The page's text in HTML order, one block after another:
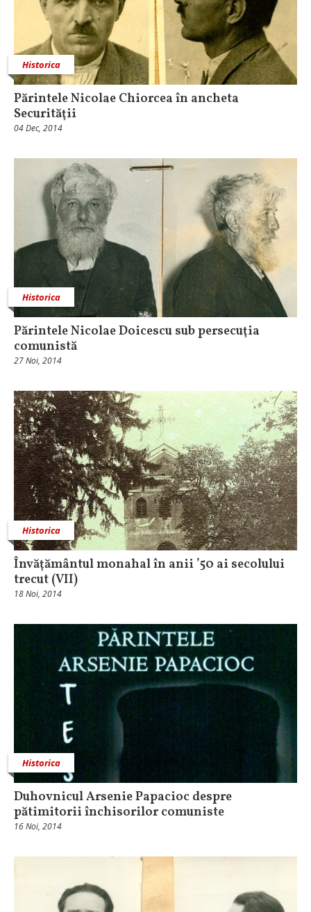
Historica
Părintele Nicolae Chiorcea în ancheta
Securităţii
04 Dec, 2014
Historica
Părintele Nicolae Doicescu sub persecuţia
comunistă
27 Noi, 2014
Historica
Învăţământul monahal în anii ’50 ai secolului
trecut (VII)
18 Noi, 2014
Historica
Duhovnicul Arsenie Papacioc despre
pătimitorii închisorilor comuniste
16 Noi, 2014